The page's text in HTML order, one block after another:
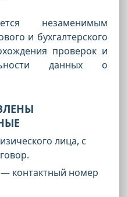
незаменимым
и бухгалтерского
проверок и
данных о
лица, с
— контактный номер